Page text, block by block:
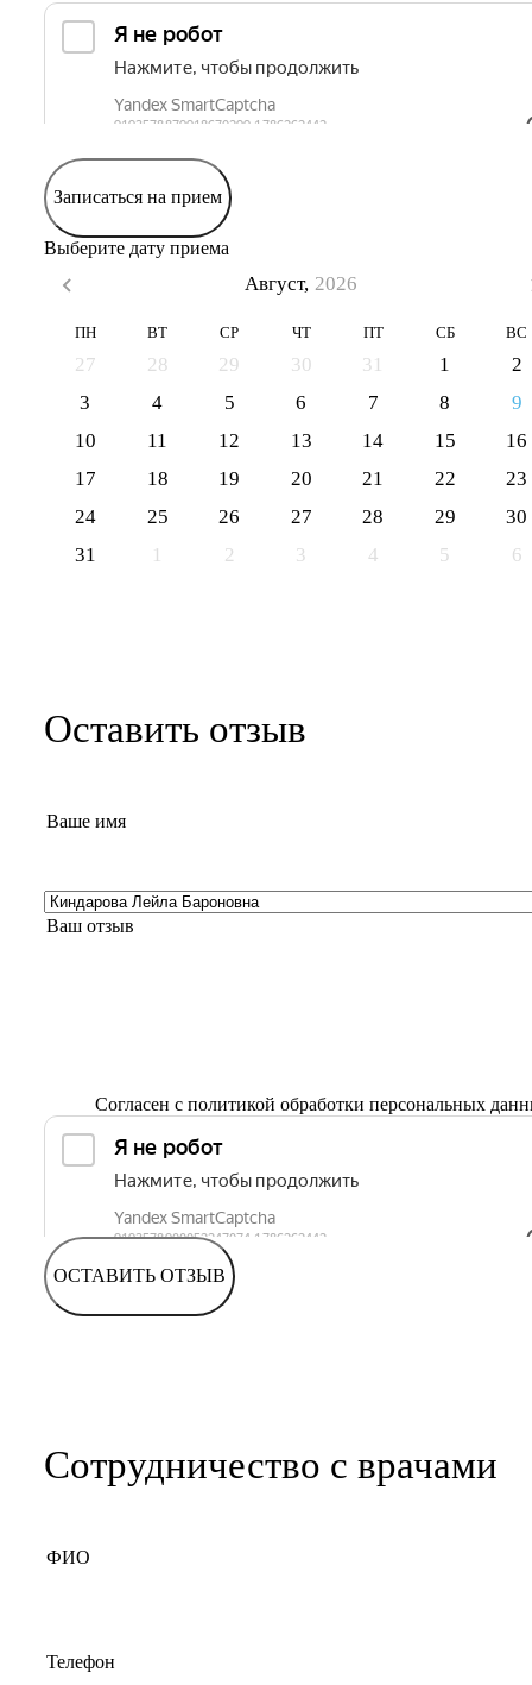
Записаться на прием
Выберите дату приема
Август, 2026
ПН ВТ СР ЧТ ПТ СБ ВС
27 28 29 30 31 1
2
3
4 5 6 7 8
9
10
11 12 13 14 15
16
17
18 19 20 21 22
23
24
25 26 27 28 29
30
31
1 2 3 4 5 6
Оставить отзыв
Согласен с политикой обработки персональных
ОСТАВИТЬ ОТЗЫВ
Сотрудничество с врачами